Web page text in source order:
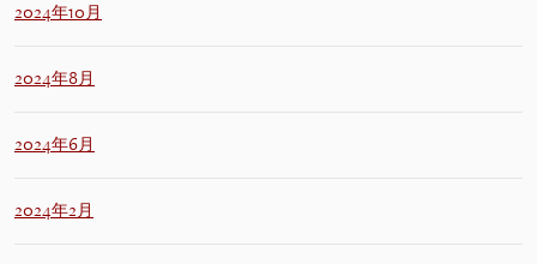
2024年10月
2024年8月
2024年6月
2024年2月